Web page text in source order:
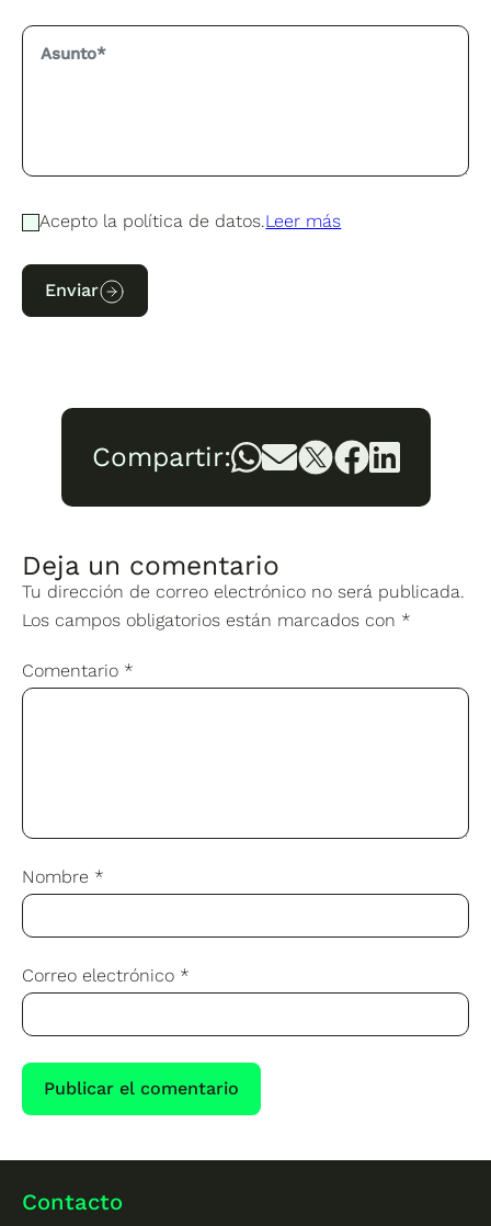
Acepto la política de datos.Leer más
Enviar
Compartir:
Deja un comentario
Tu dirección de correo electrónico no será publicada.
Los campos obligatorios están marcados con *
Comentario *
Nombre *
Correo electrónico *
Contacto